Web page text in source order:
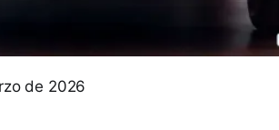
de 2026